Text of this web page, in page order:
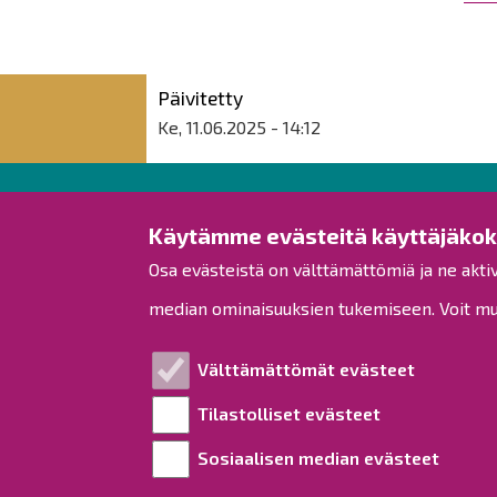
Käytämme evästeitä
Osa evästeistä on välttämättömiä ja ne
median ominaisuuksien tukemiseen. Voit
Välttämättömät evästeet
Tilastolliset evästeet
Sosiaalisen median evästeet
Päivitetty
Ke, 11.06.2025 - 14:12
Raahen kaupunki
Rantakatu 50
92100 Raahe
kirjaamo@raahe.fi
Y-tunnus: 1791817-6